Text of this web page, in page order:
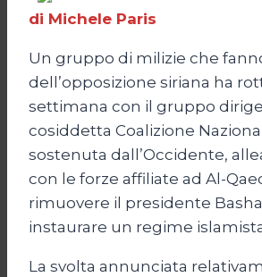
di Michele Paris
Un gruppo di milizie che
dell’opposizione siriana ha
settimana con il gruppo
cosiddetta Coalizione
sostenuta dall’Occidente,
con le forze affiliate ad Al-
rimuovere il presidente
instaurare un regime
La svolta annunciata